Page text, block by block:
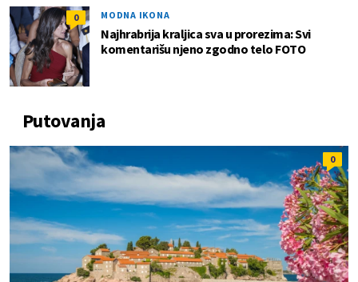
0 MODNA IKONA
Najhrabrija kraljica sva u prorezima: Svi
komentarišu njeno zgodno telo FOTO
Putovanja
0